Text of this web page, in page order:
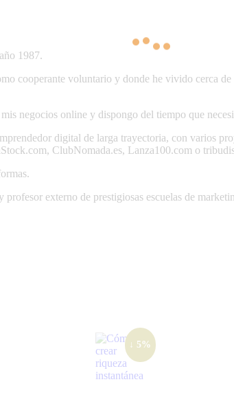
1987.
cooperante voluntario y donde he vivido cerca
negocios online y dispongo del tiempo que
digital de larga trayectoria, con varios
ClubNomada.es, Lanza100.com o
externo de prestigiosas escuelas de
↓ 5%